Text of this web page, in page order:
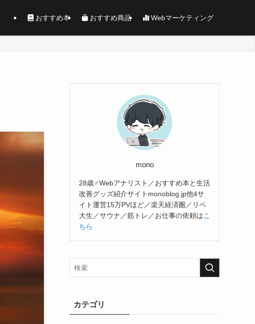
おすすめ本 おすすめ商品 Webマーケティング
mono
28歳♂Webアナリスト／おすすめ本と生活
改善グッズ紹介サイトmonoblog.jp他4サ
イト運営15万PVほど／楽天経済圏／リベ
大生／サウナ／筋トレ／お仕事の依頼はこ
ちら
カテゴリ